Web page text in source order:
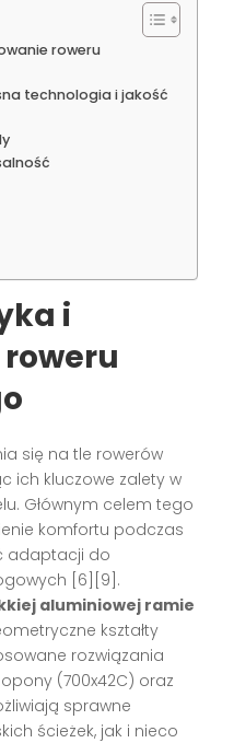
roweru
technologia i jakość
i
się na tle rowerów
ich kluczowe zalety w
Głównym celem tego
komfortu podczas
adaptacji do
[6][9] .
aluminiowej ramie
kształty
rozwiązania
(700x42C) oraz
sprawne
ścieżek, jak i nieco